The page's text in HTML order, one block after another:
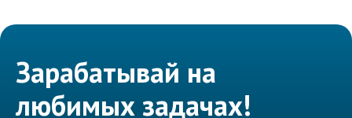
Зарабатывай на
любимых задачах!